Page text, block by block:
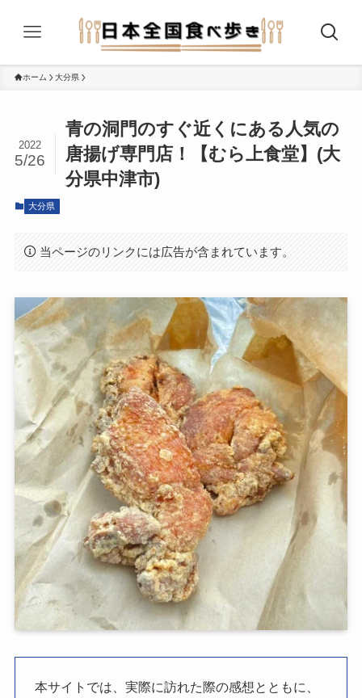
ホーム 大分県
青の洞門のすぐ近くにある人気の
唐揚げ専門店！【むら上食堂】(大
分県中津市)
2022
5/26
大分県
当ページのリンクには広告が含まれています。
本サイトでは、実際に訪れた際の感想とともに、